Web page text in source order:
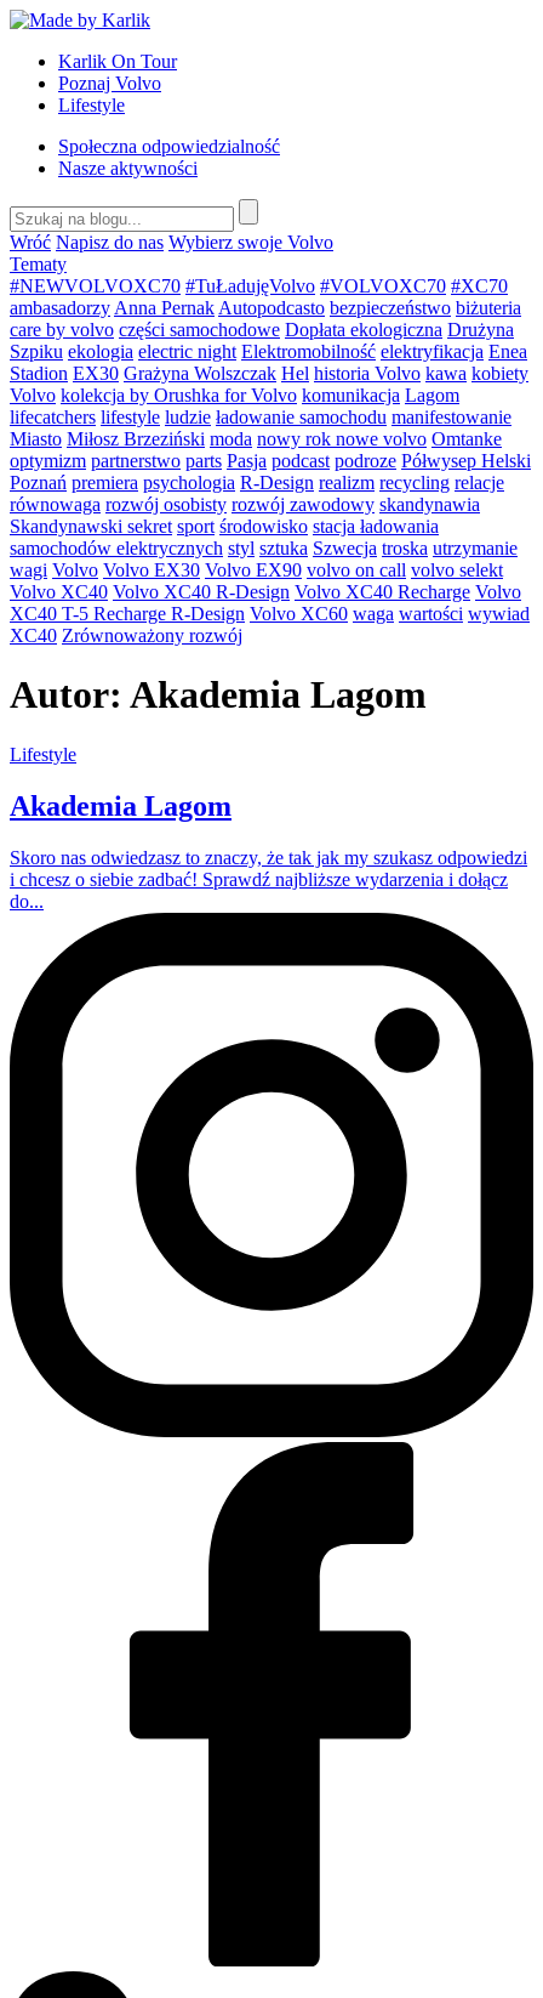
Przejdź
treści
Karlik On Tour
Poznaj Volvo
Lifestyle
Społeczna odpowiedzialność
Nasze aktywności
Wróć Napisz do nas Wybierz swoje Volvo
Tematy
#NEWVOLVOXC70 #TuŁadujęVolvo #VOLVOXC70 #XC70
ambasadorzy Anna Pernak Autopodcasto bezpieczeństwo biżuteria
care by volvo części samochodowe Dopłata ekologiczna Drużyna
Szpiku ekologia electric night Elektromobilność elektryfikacja Enea
Stadion EX30 Grażyna Wolszczak Hel historia Volvo kawa kobiety
Volvo kolekcja by Orushka for Volvo komunikacja Lagom
lifecatchers lifestyle ludzie ładowanie samochodu manifestowanie
Miasto Miłosz Brzeziński moda nowy rok nowe volvo Omtanke
optymizm partnerstwo parts Pasja podcast podroze Półwysep Helski
Poznań premiera psychologia R-Design realizm recycling relacje
równowaga rozwój osobisty rozwój zawodowy skandynawia
Skandynawski sekret sport środowisko stacja ładowania
samochodów elektrycznych styl sztuka Szwecja troska utrzymanie
wagi Volvo Volvo EX30 Volvo EX90 volvo on call volvo selekt
Volvo XC40 Volvo XC40 R-Design Volvo XC40 Recharge Volvo
XC40 T-5 Recharge R-Design Volvo XC60 waga wartości wywiad
XC40 Zrównoważony rozwój
Autor: Akademia Lagom
Lifestyle
Akademia Lagom
Skoro nas odwiedzasz to znaczy, że tak jak my szukasz odpowiedzi
i chcesz o siebie zadbać! Sprawdź najbliższe wydarzenia i dołącz
do...